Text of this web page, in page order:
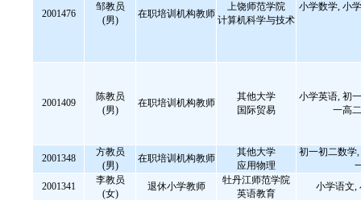
2001476
邹教员
(男)
在职培训机构教师
上饶师范学院
计算机科学与技术
小学数学, 小
2001409
陈教员
(男)
在职培训机构教师
其他大学
国际贸易
小学英语, 初
一高
2001348
方教员
(男)
在职培训机构教师
其他大学
应用物理
初一初二数学
2001341
李教员
(女)
退休小学教师
牡丹江师范学院
英语教育
小学语文,